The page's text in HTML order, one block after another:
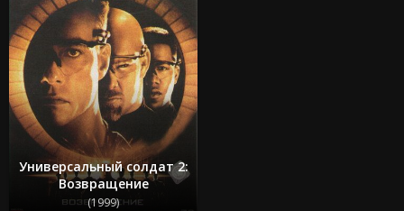
Универсальный солдат 2:
Возвращение
(1999)